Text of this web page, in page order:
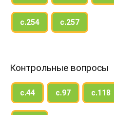
с.254 с.257
Контрольные вопросы
с.44 с.97 с.118